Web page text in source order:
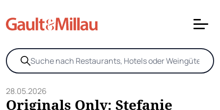
28.05.2026
Originals Only: Stefanie